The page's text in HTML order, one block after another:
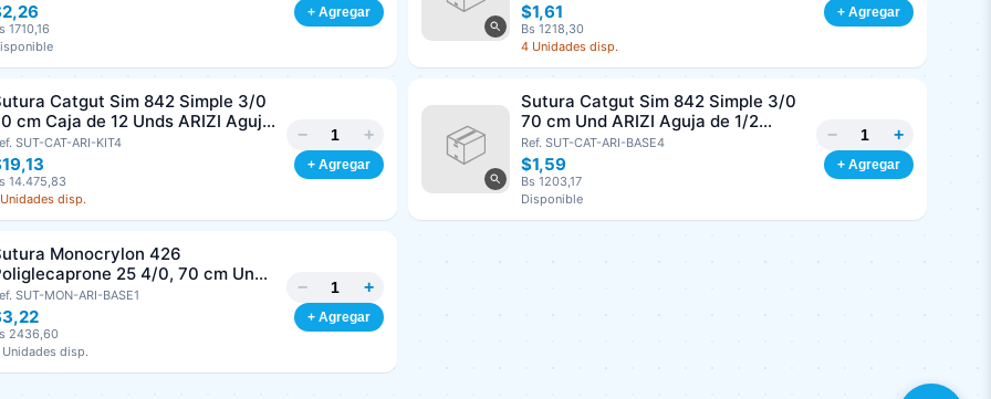
1710,16
+ Agregar $1,61
Bs 1218,30
4 Unidades disp.
+ Agregar
Catgut Sim 842 Simple 3/0
cm Caja de 12 Unds ARIZI Aguja
1/2 Circulo Punta Conica 36 mm
SUT-CAT-ARI-KIT4
14.475,83
disp.
− +
+ Agregar
Sutura Catgut Sim 842 Simple 3/0
70 cm Und ARIZI Aguja de 1/2
Circulo Punta Conica 36 mm
Ref. SUT-CAT-ARI-BASE4
$1,59
Bs 1203,17
Disponible
− +
+ Agregar
Monocrylon 426
25 4/0, 70 cm Und
Aguja de 3/8 Corte inverso
mm
SUT-MON-ARI-BASE1
2436,60
disp.
− +
+ Agregar